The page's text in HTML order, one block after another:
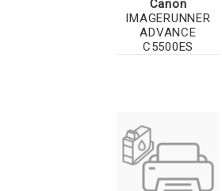
Canon
IMAGERUNNER
ADVANCE
C5500ES